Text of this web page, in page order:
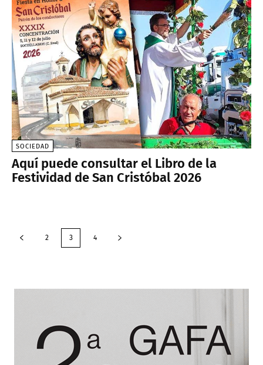
SOCIEDAD
Aquí puede consultar el Libro de la
Festividad de San Cristóbal 2026
2 3 4